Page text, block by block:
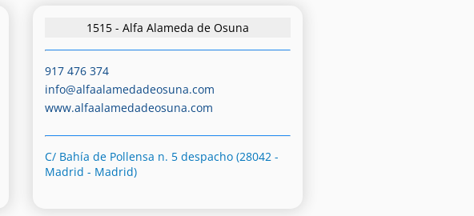
1515 - Alfa Alameda de Osuna
917 476 374
info@alfaalamedadeosuna.com
www.alfaalamedadeosuna.com
C/ Bahía de Pollensa n. 5 despacho (28042 -
Madrid - Madrid)